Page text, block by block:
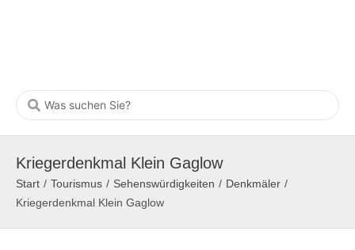
Kriegerdenkmal Klein Gaglow
Start / Tourismus / Sehenswürdigkeiten / Denkmäler /
Kriegerdenkmal Klein Gaglow